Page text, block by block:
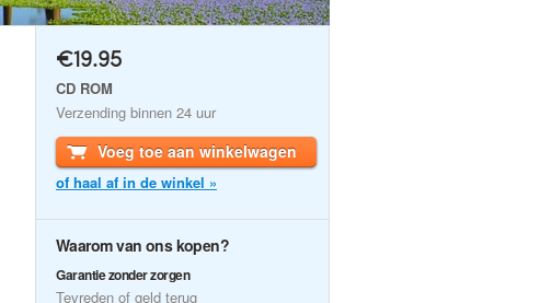
€19.95
CD ROM
Verzending binnen 24 uur
Voeg toe aan winkelwagen
of haal af in de winkel »
Waarom van ons kopen?
Garantie zonder zorgen
Tevreden of geld terug